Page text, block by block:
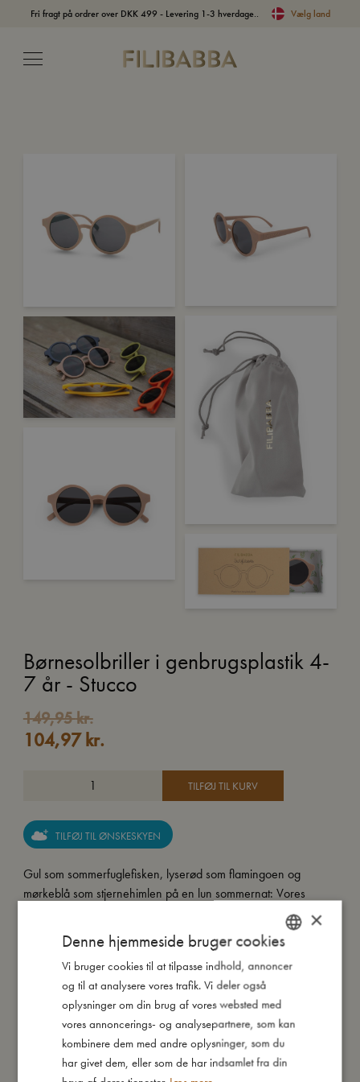
Fri fragt på ordrer over DKK 499 - Levering 1-3 hverdage.. Vælg land
Børnesolbriller i genbrugsplastik 4-
7 år - Stucco
149,95kr.
104,97kr.
TILFØJ TIL KURV
TILFØJ TIL ØNSKESKYEN
Gul som sommerfuglefisken, lyserød som flamingoen og
mørkeblå som stjernehimlen på en lun sommernat: Vores
børnesolbriller er designet som en hyldest til sommeren.
Fremstillet i genanvendt plast fra havet og med en fantastisk
pasform er vores solbriller blide mod barnets hud og sidder
blødt på den lille næse. Det lækre, let oversized design fås i
seks sommerlige yndlingsfarver og fire skønne neutrale
nuancer, som matcher dit barns yndlingstøj. Materialet er
fleksibelt, hvilket gør designet holdbart og nemt at håndtere for
dit barn. Samtidig yder kategori 3 kvalitetsglas med UV400-
DANISH
GERMAN
×
Denne hjemmeside bruger cookies
Vi bruger cookies til at tilpasse indhold, annoncer
og til at analysere vores trafik. Vi deler også
oplysninger om din brug af vores websted med
vores annoncerings- og analysepartnere, som kan
kombinere dem med andre oplysninger, som du
har givet dem, eller som de har indsamlet fra din